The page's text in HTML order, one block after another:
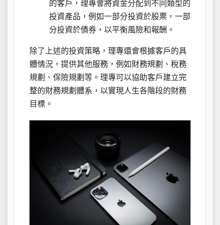
的客戶，理專會將資金分配到不同類型的
投資產品，例如一部分投資於股票，一部
分投資於債券，以平衡風險和報酬。
除了上述的投資策略，理專還會根據客戶的具
體情況，提供其他服務，例如財務規劃、稅務
規劃、保險規劃等。理專可以協助客戶建立完
整的財務規劃體系，以實現人生各階段的財務
目標。